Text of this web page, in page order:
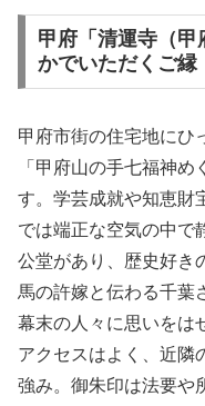
甲府「清運寺（
かでいただくご縁
甲府市街の住宅地にひ
「甲府山の手七福神
す。学芸成就や知恵財
では端正な空気の中で
公堂があり、歴史好き
馬の許嫁と伝わる千葉
幕末の人々に思いをは
アクセスはよく、近隣
強み。御朱印は法要や